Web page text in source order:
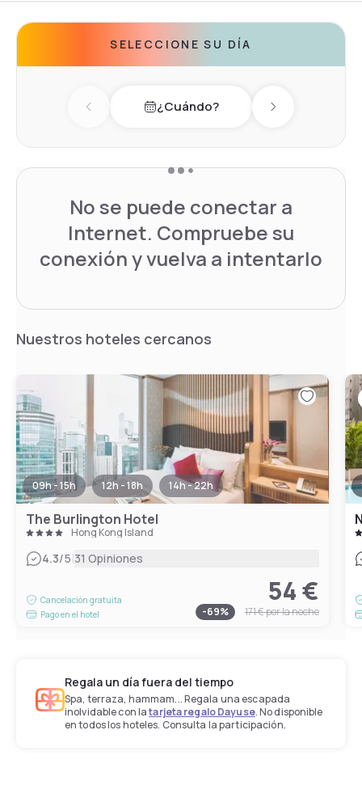
SELECCIONE SU DÍA
Previous day¿Cuándo? Next day
No se puede conectar a
Internet. Compruebe su
conexión y vuelva a intentarlo
Nuestros hoteles cercanos
09h - 15h 12h - 18h 14h - 22h
The Burlington Hotel
Hong Kong Island
4.3/5|31 Opiniones
Cancelación gratuita
Pago en el hotel
54 €
-69% 171 €por la noche
Regala un día fuera del tiempo
Spa, terraza, hammam... Regala una escapada
inolvidable con latarjeta regalo Dayuse. No disponible
en todos los hoteles. Consulta la participación.